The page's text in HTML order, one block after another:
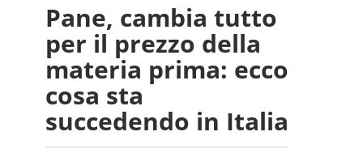
Pane, cambia tutto
per il prezzo della
materia prima: ecco
cosa sta
succedendo in Italia